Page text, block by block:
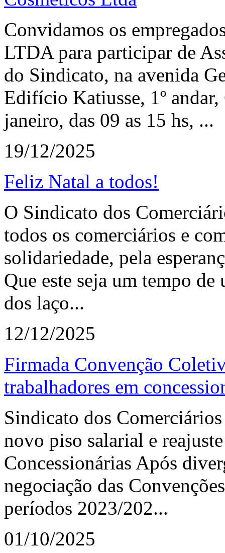
Convidamos os
LTDA para participar de
do Sindicato, na avenida
Edifício Katiusse, 1º
janeiro, das 09 as 15 hs, ...
19/12/2025
Feliz Natal a todos!
O Sindicato dos
todos os comerciários e
solidariedade, pela
Que este seja um tempo
dos laço...
12/12/2025
Firmada Convenção
trabalhadores em
Sindicato dos
novo piso salarial e
Concessionárias Após
negociação das
períodos 2023/202...
01/10/2025